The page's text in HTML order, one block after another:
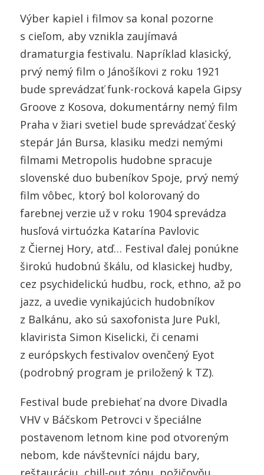
Výber kapiel i filmov sa konal pozorne
s cieľom, aby vznikla zaujímavá
dramaturgia festivalu. Napríklad klasický,
prvý nemý film o Jánošíkovi z roku 1921
bude sprevádzať funk-rocková kapela Gipsy
Groove z Kosova, dokumentárny nemý film
Praha v žiari svetiel bude sprevádzať český
stepár Ján Bursa, klasiku medzi nemými
filmami Metropolis hudobne spracuje
slovenské duo bubeníkov Spoje, prvý nemý
film vôbec, ktorý bol kolorovaný do
farebnej verzie už v roku 1904 sprevádza
husľová virtuózka Katarína Pavlovic
z Čiernej Hory, atď… Festival ďalej ponúkne
širokú hudobnú škálu, od klasickej hudby,
cez psychidelickú hudbu, rock, ethno, až po
jazz, a uvedie vynikajúcich hudobníkov
z Balkánu, ako sú saxofonista Jure Pukl,
klavirista Simon Kiselicki, či cenami
z európskych festivalov ovenčený Eyot
(podrobný program je priložený k TZ).
Festival bude prebiehať na dvore Divadla
VHV v Báčskom Petrovci v špeciálne
postavenom letnom kine pod otvoreným
nebom, kde návštevníci nájdu bary,